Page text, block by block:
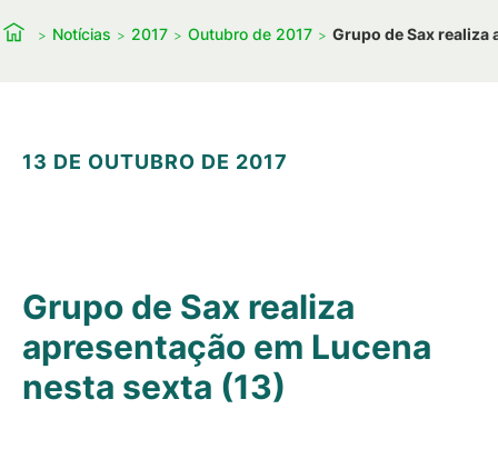
Notícias 2017 Outubro de 2017 Grupo de Sax realiza
13 DE OUTUBRO DE 2017
Grupo de Sax realiza
apresentação em Lucena
nesta sexta (13)